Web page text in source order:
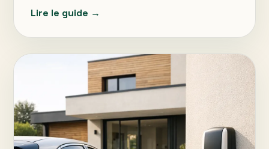
Lire le guide →